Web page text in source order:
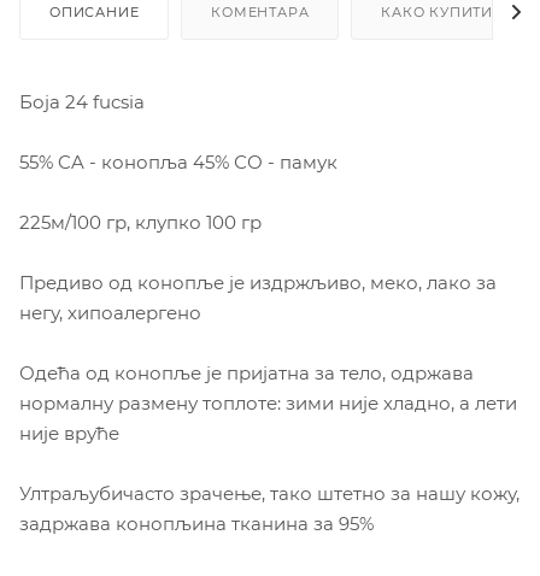
ОПИСАНИЕ КОМЕНТАРА КАКО КУПИТИ
Боја 24 fucsia
55% CA - конопља 45% СО - памук
225м/100 гр, клупко 100 гр
Предиво од конопље је издржљиво, меко, лако за
негу, хипоалергено
Одећа од конопље је пријатна за тело, одржава
нормалну размену топлоте: зими није хладно, а лети
није вруће
Ултраљубичасто зрачење, тако штетно за нашу кожу,
задржава конопљина тканина за 95%